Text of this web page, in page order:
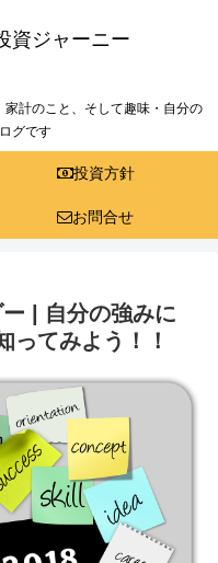
資ジャーニー
計のこと、そして趣味・自分の
グです
投資方針
お問合せ
| 自分の強みに
ってみよう！！